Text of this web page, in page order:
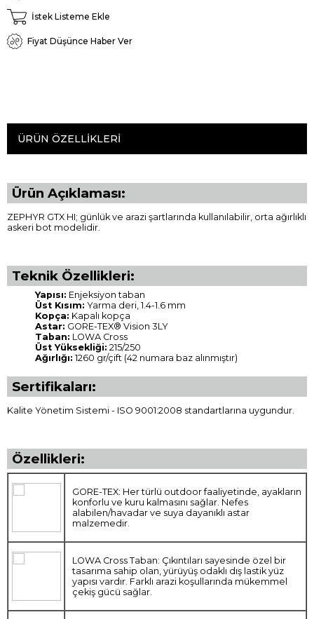
İstek Listeme Ekle
Fiyat Düşünce Haber Ver
ÜRÜN ÖZELLIKLERI
Ürün Açıklaması:
ZEPHYR GTX HI; günlük ve arazi şartlarında kullanılabilir, orta ağırlıklı
askeri bot modelidir.
Teknik Özellikleri:
Yapısı: Enjeksiyon taban
Üst Kısım: Yarma deri, 1.4-1.6 mm
Kopça: Kapalı kopça
Astar: GORE-TEX® Vision 3LY
Taban: LOWA Cross
Üst Yüksekliği: 215/250
Ağırlığı: 1260 gr/çift (42 numara baz alınmıştır)
Sertifikaları:
Kalite Yönetim Sistemi - ISO 9001:2008 standartlarına uygundur.
Özellikleri:
GORE-TEX: Her türlü outdoor faaliyetinde, ayakların
konforlu ve kuru kalmasını sağlar. Nefes
alabilen/havadar ve suya dayanıklı astar
malzemedir.
LOWA Cross Taban: Çıkıntıları sayesinde özel bir
tasarıma sahip olan, yürüyüş odaklı dış lastik yüz
yapısı vardır. Farklı arazi koşullarında mükemmel
çekiş gücü sağlar.